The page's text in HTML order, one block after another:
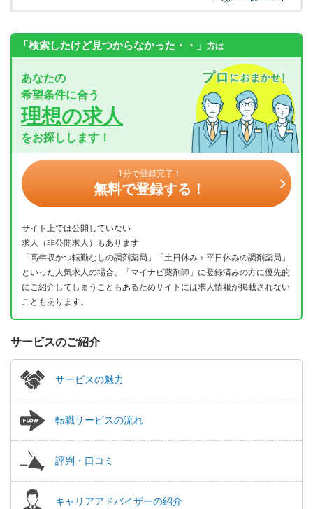
「検索したけど見つからなかった・・」 方は
あなたの
希望条件に合う
理想の求人
をお探しします！
1分で登録完了！
無料で登録する！
サイト上では公開していない
求人（非公開求人）もあります
「高年収かつ転勤なしの調剤薬局」「土日休み＋平日休みの調剤薬局」
といった人気求人の場合、「マイナビ薬剤師」に登録済みの方に優先的
にご紹介してしまうこともあるためサイトには求人情報が掲載されない
こともあります。
サービスのご紹介
サービスの魅力
転職サービスの流れ
評判・口コミ
キャリアアドバイザーの紹介